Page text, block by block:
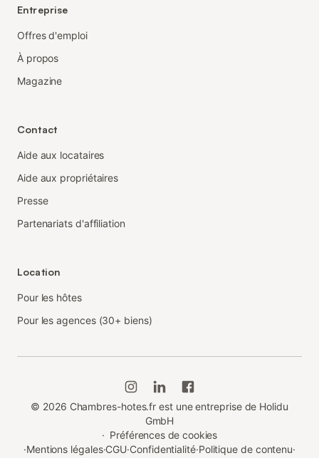
Entreprise
Offres d'emploi
À propos
Magazine
Contact
Aide aux locataires
Aide aux propriétaires
Presse
Partenariats d'affiliation
Location
Pour les hôtes
Pour les agences (30+ biens)
© 2026 Chambres-hotes.fr est une entreprise de Holidu
GmbH
· Préférences de cookies
·Mentions légales·CGU·Confidentialité·Politique de contenu·